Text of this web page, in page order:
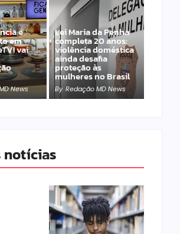
e
em
vai
News
Lei Maria da Penha
completa 20 anos:
violência doméstica
ainda desafia
proteção às
mulheres no Brasil
By Redação MD News
notícias